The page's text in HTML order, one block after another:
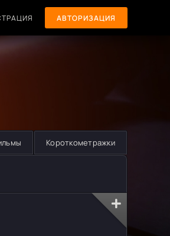
АВТОРИЗАЦИЯ
Короткометражки